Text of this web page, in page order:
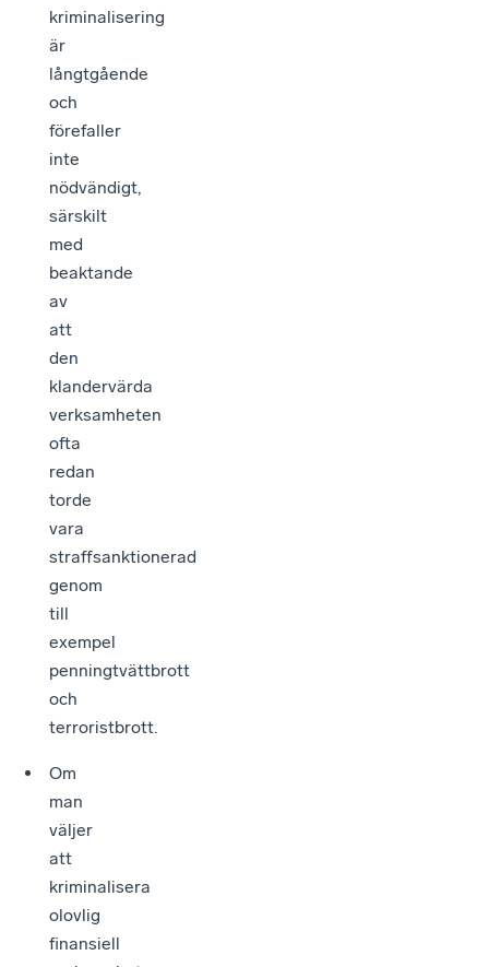
kriminalisering
är
långtgående
och
förefaller
inte
nödvändigt,
särskilt
med
beaktande
av
att
den
klandervärda
verksamheten
ofta
redan
torde
vara
straffsanktionerad
genom
till
exempel
penningtvättbrott
och
terroristbrott.
Om
man
väljer
att
kriminalisera
olovlig
finansiell